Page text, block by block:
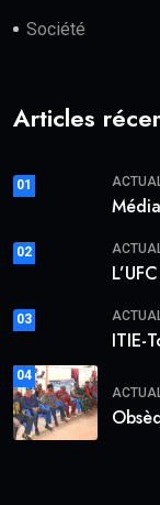
Société
Articles
01
02
03
ITIE-
04